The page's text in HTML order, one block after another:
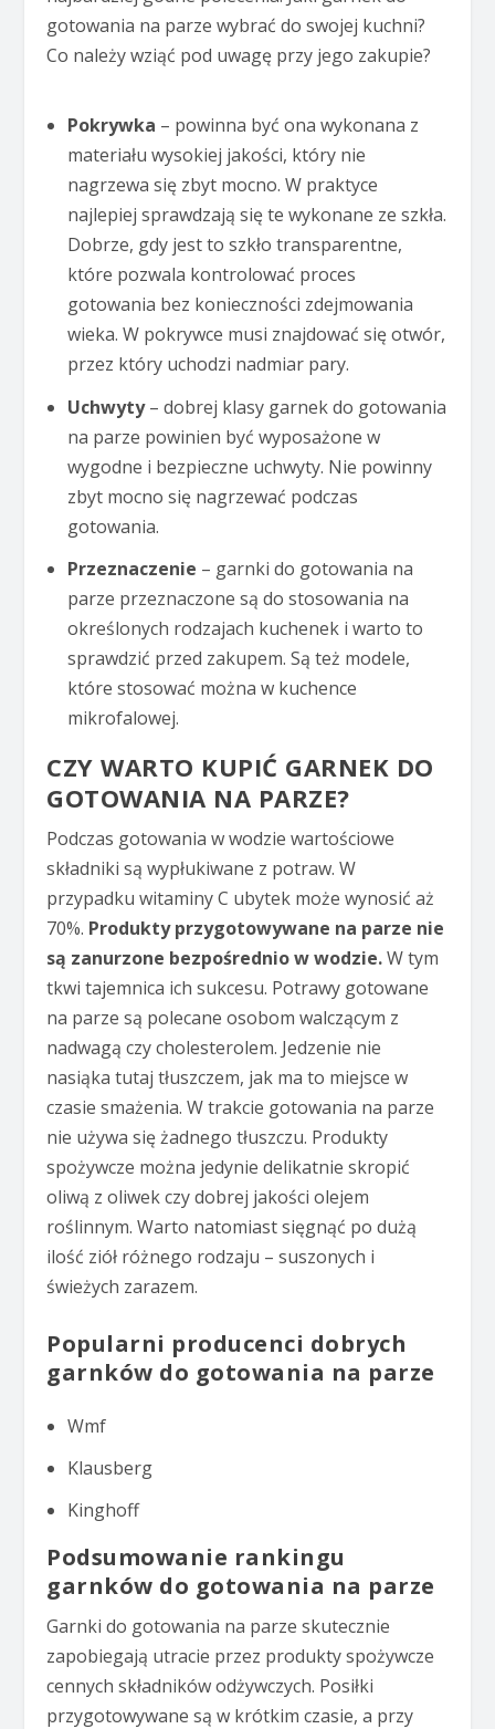
gotowania na parze wybrać do swojej kuchni?
Co należy wziąć pod uwagę przy jego zakupie?
Pokrywka – powinna być ona wykonana z
materiału wysokiej jakości, który nie
nagrzewa się zbyt mocno. W praktyce
najlepiej sprawdzają się te wykonane ze szkła.
Dobrze, gdy jest to szkło transparentne,
które pozwala kontrolować proces
gotowania bez konieczności zdejmowania
wieka. W pokrywce musi znajdować się otwór,
przez który uchodzi nadmiar pary.
Uchwyty– dobrej klasy garnek do gotowania
na parze powinien być wyposażone w
wygodne i bezpieczne uchwyty. Nie powinny
zbyt mocno się nagrzewać podczas
gotowania.
Przeznaczenie – garnki do gotowania na
parze przeznaczone są do stosowania na
określonych rodzajach kuchenek i warto to
sprawdzić przed zakupem. Są też modele,
które stosować można w kuchence
mikrofalowej.
CZY WARTO KUPIĆ GARNEK DO
GOTOWANIA NA PARZE?
Podczas gotowania w wodzie wartościowe
składniki są wypłukiwane z potraw. W
przypadku witaminy C ubytek może wynosić aż
70%. Produkty przygotowywane na parze nie
są zanurzone bezpośrednio w wodzie.W tym
tkwi tajemnica ich sukcesu. Potrawy gotowane
na parze są polecane osobom walczącym z
nadwagą czy cholesterolem. Jedzenie nie
nasiąka tutaj tłuszczem, jak ma to miejsce w
czasie smażenia. W trakcie gotowania na parze
nie używa się żadnego tłuszczu. Produkty
spożywcze można jedynie delikatnie skropić
oliwą z oliwek czy dobrej jakości olejem
roślinnym. Warto natomiast sięgnąć po dużą
ilość ziół różnego rodzaju – suszonych i
świeżych zarazem.
Popularni producenci dobrych
garnków do gotowania na parze
Wmf
Klausberg
Kinghoff
Podsumowanie rankingu
garnków do gotowania na parze
Garnki do gotowania na parze skutecznie
zapobiegają utracie przez produkty spożywcze
cennych składników odżywczych. Posiłki
przygotowywane są w krótkim czasie, a przy